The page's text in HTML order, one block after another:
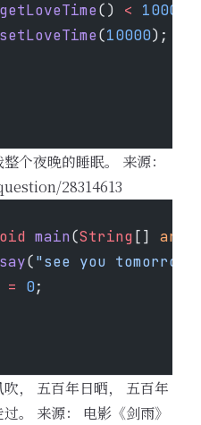
getLoveTime() < 10000
setLoveTime(10000);
个夜晚的睡眠。 来源：
28314613
main(String [] args
say("see you tomorrow"
= 0;
， 五百年日晒， 五百年
。 来源： 电影《剑雨》